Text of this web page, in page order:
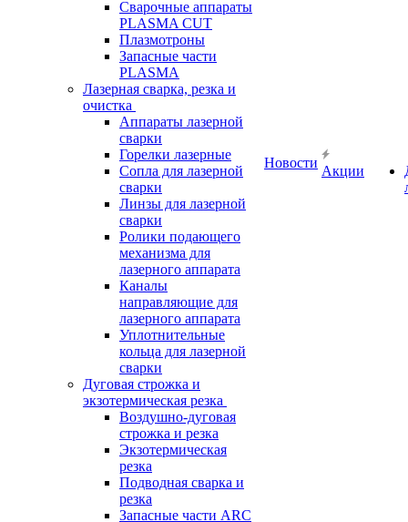
Сварочные аппараты
PLASMA CUT
Плазмотроны
Запасные части
PLASMA
Лазерная сварка, резка и
очистка
Аппараты лазерной
сварки
Горелки лазерные
Сопла для лазерной
сварки
Линзы для лазерной
сварки
Ролики подающего
механизма для
лазерного аппарата
Каналы
направляющие для
лазерного аппарата
Уплотнительные
кольца для лазерной
сварки
Дуговая строжка и
экзотермическая резка
Воздушно-дуговая
строжка и резка
Экзотермическая
резка
Подводная сварка и
резка
Запасные части ARC
Новости
Акции